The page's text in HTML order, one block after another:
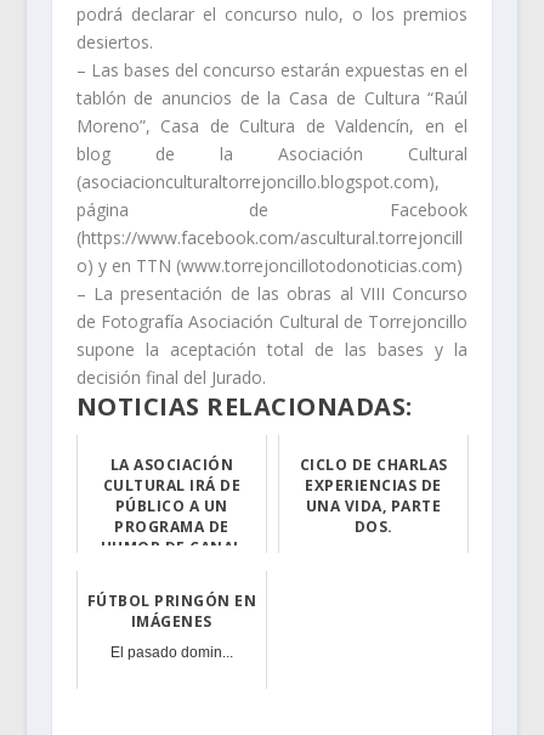
podrá declarar el concurso nulo, o los premios
desiertos.
– Las bases del concurso estarán expuestas en el
tablón de anuncios de la Casa de Cultura “Raúl
Moreno”, Casa de Cultura de Valdencín, en el
blog de la Asociación Cultural
(asociacionculturaltorrejoncillo.blogspot.com),
página de Facebook
(https://www.facebook.com/ascultural.torrejoncill
o) y en TTN (www.torrejoncillotodonoticias.com)
– La presentación de las obras al VIII Concurso
de Fotografía Asociación Cultural de Torrejoncillo
supone la aceptación total de las bases y la
decisión final del Jurado.
NOTICIAS RELACIONADAS:
LA ASOCIACIÓN
CULTURAL IRÁ DE
PÚBLICO A UN
PROGRAMA DE
HUMOR DE CANAL
La Asociación C...
CICLO DE CHARLAS
EXPERIENCIAS DE
UNA VIDA, PARTE
DOS.
FÚTBOL PRINGÓN EN
IMÁGENES
El pasado domin...